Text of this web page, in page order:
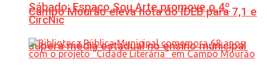
Campo Mourão eleva nota do IDEB para 7,1 e
supera média estadual no ensino municipal
Sábado: Espaço Sou Arte promove o 4º
CircNic